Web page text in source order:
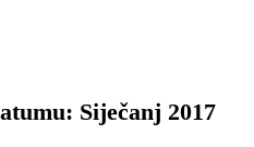
Siječanj 2017